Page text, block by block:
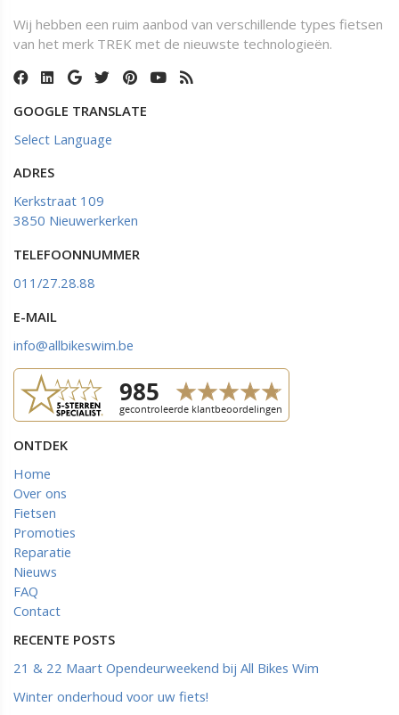
Wij hebben een ruim aanbod van verschillende types fietsen
van het merk TREK met de nieuwste technologieën.
GOOGLE TRANSLATE
Select Language
ADRES
Kerkstraat 109
3850 Nieuwerkerken
TELEFOONNUMMER
011/27.28.88
E-MAIL
info@allbikeswim.be
ONTDEK
Home
Over ons
Fietsen
Promoties
Reparatie
Nieuws
FAQ
Contact
RECENTE POSTS
21 & 22 Maart Opendeurweekend bij All Bikes Wim
Winter onderhoud voor uw fiets!